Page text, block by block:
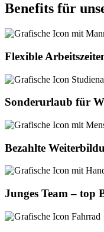
Benefits für
Flexible
Sonderurlaub für
Bezahlte
Junges Team – top